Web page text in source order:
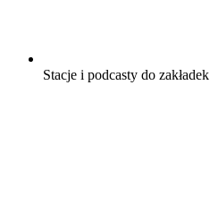
Stacje i podcasty do zakładek